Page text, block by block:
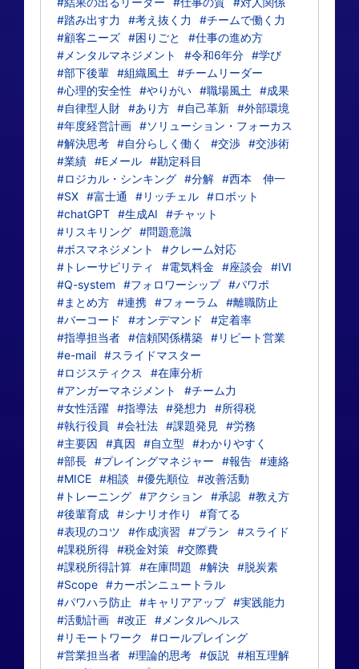
#踏み出す力
#考え抜く力
#チームで働く力
#顧客ニーズ #困りごと
#仕事の進め方
#メンタルマネジメント
#令和6年分 #学び
#部下後輩 #組織風土
#チームリーダー
#心理的安全性
#やりがい #職場風土
#成果
#自律型人財 #あり方 #自己革新 #外部環境
#年度経営計画 #ソリューション・フォーカス
#解決思考 #自分らしく働く #交渉 #交渉術
#業績 #Eメール #勘定科目
#ロジカル・シンキング #分解 #西本 伸一
#SX #富士通 #リッチェル #ロボット
#chatGPT #生成AI
#チャット
#リスキリング #問題意識
#ボスマネジメント
#クレーム対応
#トレーサビリティ
#電気料金 #座談会 #IVI
#Q-system
#フォロワーシップ #パワポ
#まとめ方 #連携 #フォーラム
#離職防止
#バーコード
#オンデマンド
#定着率
#指導担当者 #信頼関係構築 #リピート営業
#e-mail #スライドマスター
#ロジスティクス
#在庫分析
#アンガーマネジメント
#チーム力
#女性活躍 #指導法 #発想力
#所得税
#執行役員
#会社法 #課題発見
#労務
#主要因
#真因 #自立型
#わかりやすく
#部長 #プレイングマネジャー #報告 #連絡
#MICE #相談 #優先順位
#改善活動
#トレーニング #アクション #承認 #教え方
#後輩育成 #シナリオ作り
#育てる
#表現のコツ
#作成演習 #プラン
#スライド
#課税所得 #税金対策 #交際費
#課税所得計算 #在庫問題 #解決 #脱炭素
#Scope #カーボンニュートラル
#パワハラ防止
#キャリアアップ #実践能力
#活動計画 #改正
#メンタルヘルス
#リモートワーク
#ロールプレイング
#営業担当者 #理論的思考 #仮説
#相互理解